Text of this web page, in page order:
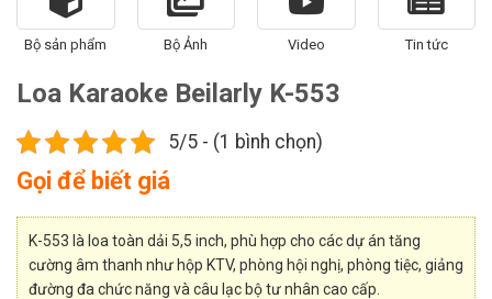
Bộ sản phẩm Bộ Ảnh Video Tin tức
Loa Karaoke Beilarly K-553
5/5 - (1 bình chọn)
Gọi để biết giá
K-553 là loa toàn dải 5,5 inch, phù hợp cho các dự án tăng
cường âm thanh như hộp KTV, phòng hội nghị, phòng tiệc, giảng
đường đa chức năng và câu lạc bộ tư nhân cao cấp.